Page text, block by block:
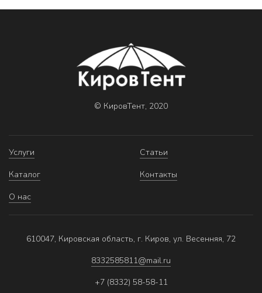
© КировТент, 2020
Услуги
Каталог
О нас
Статьи
Контакты
610047, Кировская область, г. Киров, ул. Весенняя, 72
8332585811@mail.ru
+7 (8332) 58-58-11